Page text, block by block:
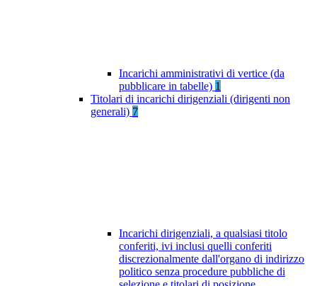
Incarichi amministrativi di vertice (da
pubblicare in tabelle) 1
Titolari di incarichi dirigenziali (dirigenti non
generali) 7
Incarichi dirigenziali, a qualsiasi titolo
conferiti, ivi inclusi quelli conferiti
discrezionalmente dall'organo di indirizzo
politico senza procedure pubbliche di